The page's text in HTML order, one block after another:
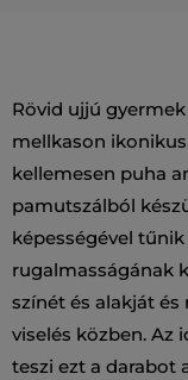
Rövid ujjú
mellkason
kellemesen puha
pamutszálból
képességével
rugalmasságának
színét és alakját
viselés közben. Az
teszi ezt a darabot